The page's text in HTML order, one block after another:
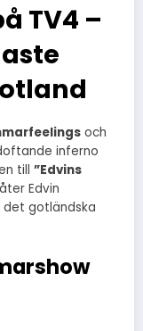
TV4 –
och
inferno
till ”Edvins
Edvin
det gotländska